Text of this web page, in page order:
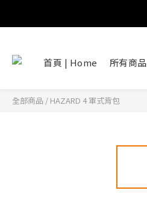
首頁 | Home 所有商品
全部商品 / HAZARD 4 軍式背包